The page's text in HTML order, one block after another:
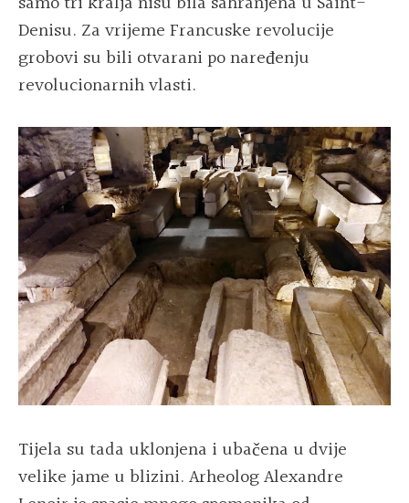
Denisu. Za vrijeme Francuske revolucije
grobovi su bili otvarani po naređenju
revolucionarnih vlasti.
Tijela su tada uklonjena i ubačena u dvije
velike jame u blizini. Arheolog Alexandre